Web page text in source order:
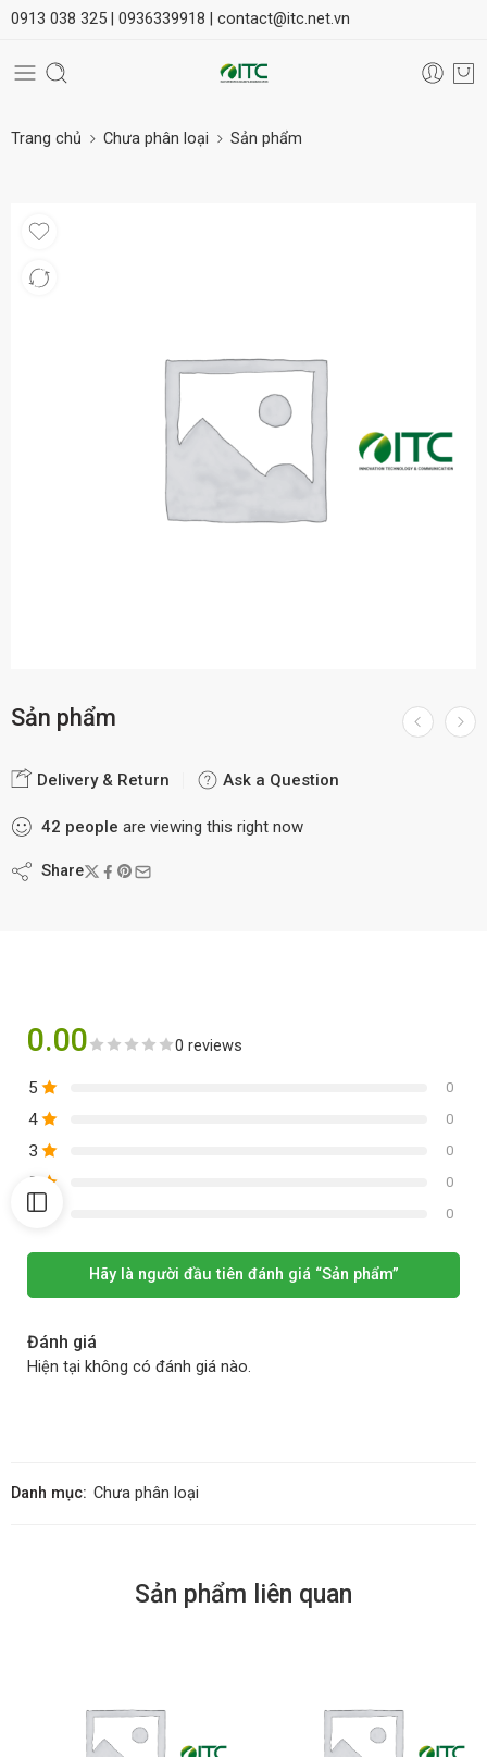
0913 038 325 | 0936339918 | contact@itc.net.vn
Trang chủ Chưa phân loại Sản phẩm
Sản phẩm
Delivery & Return Ask a Question
42 people are viewing this right now
Share
0.00 0 reviews
5 0
4 0
3 0
2 0
1 0
Hãy là người đầu tiên đánh giá “Sản phẩm”
Đánh giá
Hiện tại không có đánh giá nào.
Danh mục: Chưa phân loại
Sản phẩm liên quan